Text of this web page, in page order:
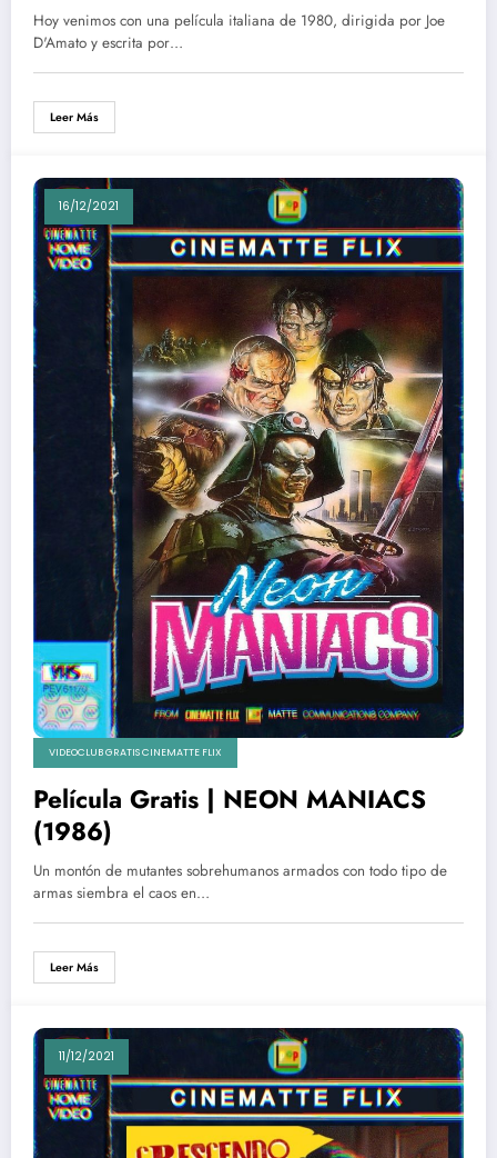
Hoy venimos con una película italiana de 1980, dirigida por Joe
D'Amato y escrita por…
Leer Más
16/12/2021
VIDEOCLUB GRATIS CINEMATTE FLIX
Película Gratis | NEON MANIACS
(1986)
Un montón de mutantes sobrehumanos armados con todo tipo de
armas siembra el caos en…
Leer Más
11/12/2021